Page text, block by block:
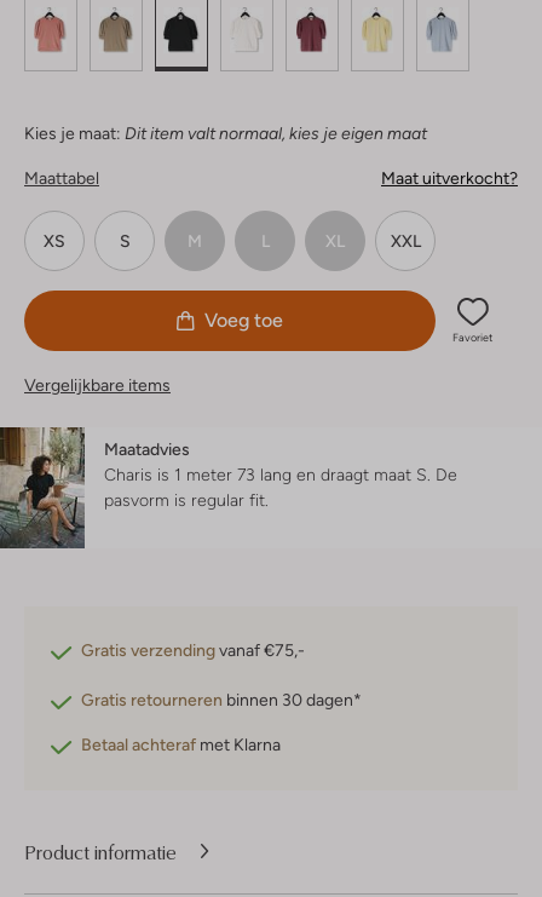
Kies je maat: Dit item valt normaal, kies je eigen maat
Maattabel Maat uitverkocht?
XS S M L XL XXL
Voeg toe
Favoriet
Vergelijkbare items
Maatadvies
Charis is 1 meter 73 lang en draagt maat S. De
pasvorm is regular fit
Gratis verzendingvanaf €75,-
Gratis retourneren binnen 30 dagen*
Betaal achteraf met Klarna
Product informatie